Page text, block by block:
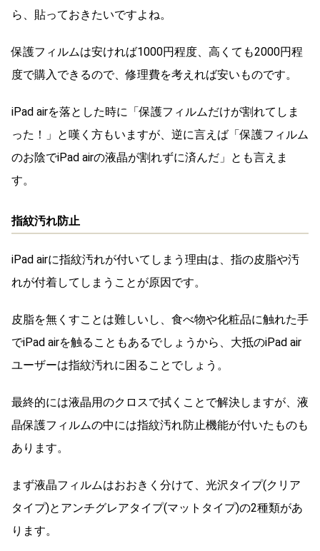
ら、貼っておきたいですよね。
保護フィルムは安ければ1000円程度、高くても2000円程
度で購入できるので、修理費を考えれば安いものです。
iPad airを落とした時に「保護フィルムだけが割れてしま
った！」と嘆く方もいますが、逆に言えば「保護フィルム
のお陰でiPad airの液晶が割れずに済んだ」とも言えま
す。
指紋汚れ防止
iPad airに指紋汚れが付いてしまう理由は、指の皮脂や汚
れが付着してしまうことが原因です。
皮脂を無くすことは難しいし、食べ物や化粧品に触れた手
でiPad airを触ることもあるでしょうから、大抵のiPad air
ユーザーは指紋汚れに困ることでしょう。
最終的には液晶用のクロスで拭くことで解決しますが、液
晶保護フィルムの中には指紋汚れ防止機能が付いたものも
あります。
まず液晶フィルムはおおきく分けて、光沢タイプ(クリア
タイプ)とアンチグレアタイプ(マットタイプ)の2種類があ
ります。